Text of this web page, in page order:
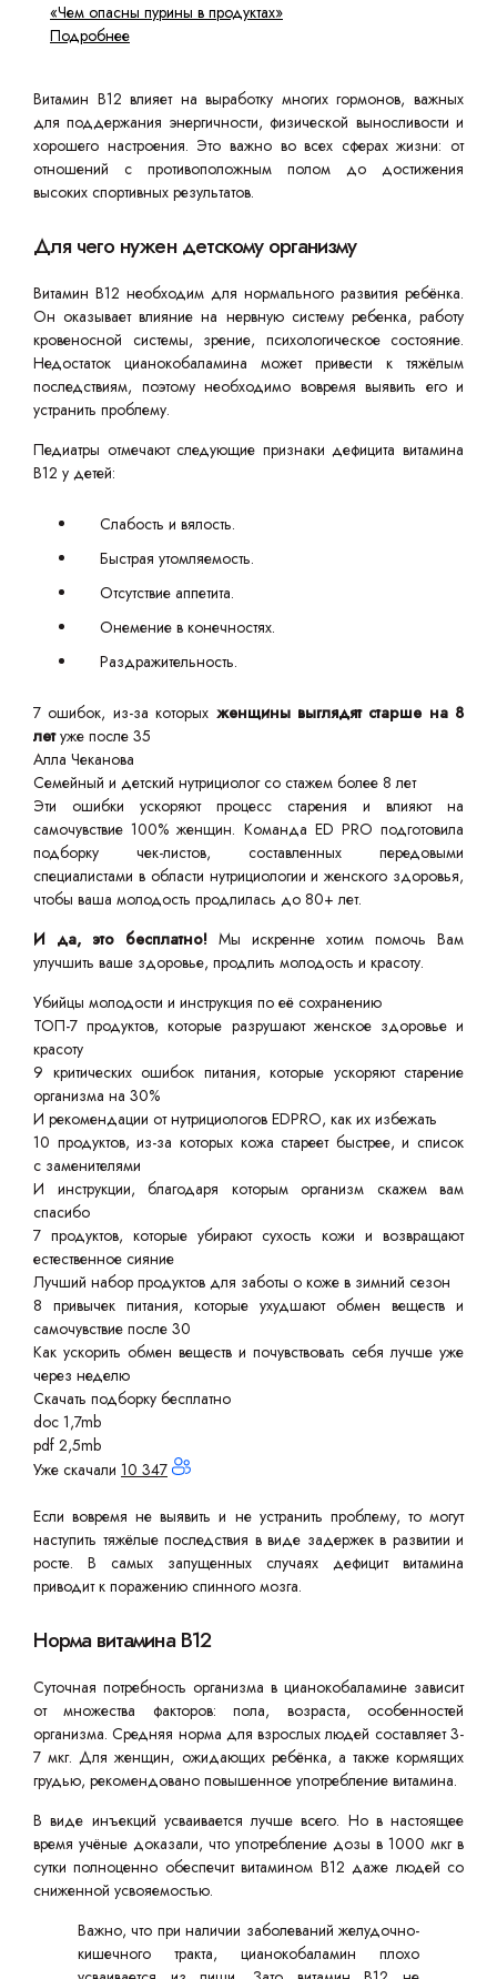
«Чем опасны пурины в продуктах»
Подробнее
Витамин B12 влияет на выработку многих гормонов, важных
для поддержания энергичности, физической выносливости и
хорошего настроения. Это важно во всех сферах жизни: от
отношений с противоположным полом до достижения
высоких спортивных результатов.
Для чего нужен детскому организму
Витамин B12 необходим для нормального развития ребёнка.
Он оказывает влияние на нервную систему ребенка, работу
кровеносной системы, зрение, психологическое состояние.
Недостаток цианокобаламина может привести к тяжёлым
последствиям, поэтому необходимо вовремя выявить его и
устранить проблему.
Педиатры отмечают следующие признаки дефицита витамина
B12 у детей:
Слабость и вялость.
Быстрая утомляемость.
Отсутствие аппетита.
Онемение в конечностях.
Раздражительность.
7 ошибок, из-за которых женщины выглядят старше на 8
летуже после 35
Алла Чеканова
Семейный и детский нутрициолог со стажем более 8 лет
Эти ошибки ускоряют процесс старения и влияют на
самочувствие 100% женщин. Команда ED PRO подготовила
подборку чек-листов, составленных передовыми
специалистами в области нутрициологии и женского здоровья,
чтобы ваша молодость продлилась до 80+ лет.
И да, это бесплатно! Мы искренне хотим помочь Вам
улучшить ваше здоровье, продлить молодость и красоту.
Убийцы молодости и инструкция по её сохранению
ТОП-7 продуктов, которые разрушают женское здоровье и
красоту
9 критических ошибок питания, которые ускоряют старение
организма на 30%
И рекомендации от нутрициологов EDPRO, как их избежать
10 продуктов, из-за которых кожа стареет быстрее, и список
с заменителями
И инструкции, благодаря которым организм скажем вам
спасибо
7 продуктов, которые убирают сухость кожи и возвращают
естественное сияние
Лучший набор продуктов для заботы о коже в зимний сезон
8 привычек питания, которые ухудшают обмен веществ и
самочувствие после 30
Как ускорить обмен веществ и почувствовать себя лучше уже
через неделю
Скачать подборку бесплатно
doc 1,7mb
pdf 2,5mb
Уже скачали 10 347
Если вовремя не выявить и не устранить проблему, то могут
наступить тяжёлые последствия в виде задержек в развитии и
росте. В самых запущенных случаях дефицит витамина
приводит к поражению спинного мозга.
Норма витамина B12
Суточная потребность организма в цианокобаламине зависит
от множества факторов: пола, возраста, особенностей
организма. Средняя норма для взрослых людей составляет 3-
7 мкг. Для женщин, ожидающих ребёнка, а также кормящих
грудью, рекомендовано повышенное употребление витамина.
В виде инъекций усваивается лучше всего. Но в настоящее
время учёные доказали, что употребление дозы в 1000 мкг в
сутки полноценно обеспечит витамином B12 даже людей со
сниженной усвояемостью.
Важно, что при наличии заболеваний желудочно-
кишечного тракта, цианокобаламин плохо